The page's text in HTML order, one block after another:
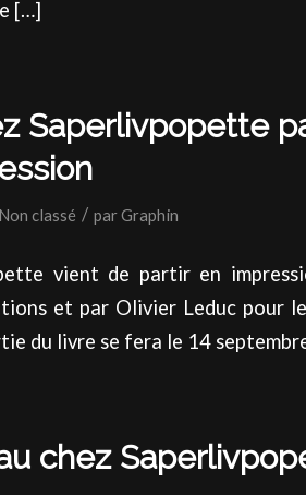
[…]
Saperlivpopette
Non classé / parGraphin
vient de partir en
et par Olivier Leduc pour
du livre se fera le 14
chez